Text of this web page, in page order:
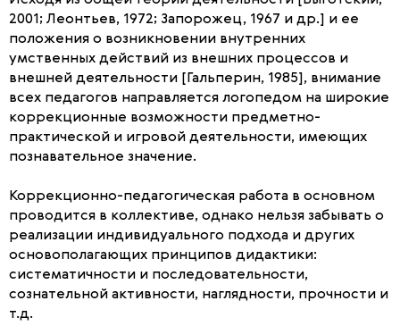
2001; Леонтьев, 1972; Запорожец, 1967 и др.] и ее
положения о возникновении внутренних
умственных действий из внешних процессов и
внешней деятельности [Гальперин, 1985], внимание
всех педагогов направляется логопедом на широкие
коррекционные возможности предметно-
практической и игровой деятельности, имеющих
познавательное значение.
Коррекционно-педагогическая работа в основном
проводится в коллективе, однако нельзя забывать о
реализации индивидуального подхода и других
основополагающих принципов дидактики:
систематичности и последовательности,
сознательной активности, наглядности, прочности и
т.д.